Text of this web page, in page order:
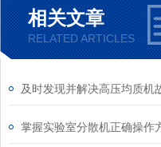
相关文章
RELATED ARTICLES